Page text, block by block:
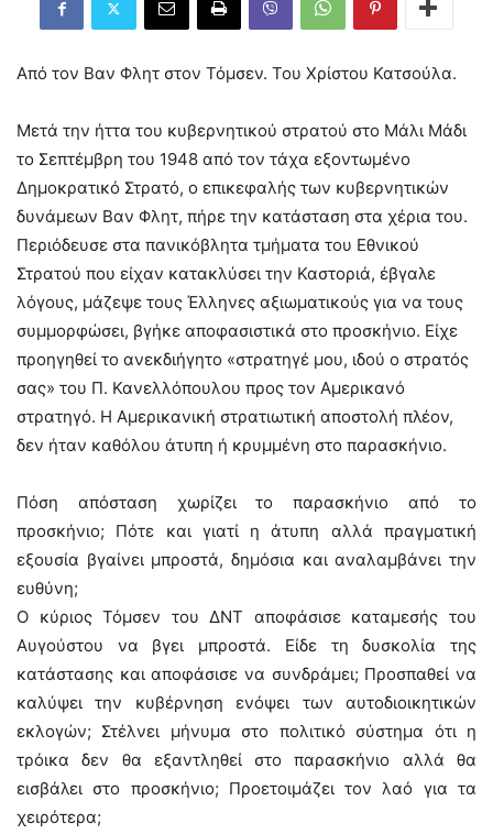
Από τον Βαν Φλητ στον Τόμσεν. Του Χρίστου Κατσούλα.
Μετά την ήττα του κυβερνητικού στρατού στο Μάλι Μάδι
το Σεπτέμβρη του 1948 από τον τάχα εξοντωμένο
Δημοκρατικό Στρατό, ο επικεφαλής των κυβερνητικών
δυνάμεων Βαν Φλητ, πήρε την κατάσταση στα χέρια του.
Περιόδευσε στα πανικόβλητα τμήματα του Εθνικού
Στρατού που είχαν κατακλύσει την Καστοριά, έβγαλε
λόγους, μάζεψε τους Έλληνες αξιωματικούς για να τους
συμμορφώσει, βγήκε αποφασιστικά στο προσκήνιο. Είχε
προηγηθεί το ανεκδιήγητο «στρατηγέ μου, ιδού ο στρατός
σας» του Π. Κανελλόπουλου προς τον Αμερικανό
στρατηγό. Η Αμερικανική στρατιωτική αποστολή πλέον,
δεν ήταν καθόλου άτυπη ή κρυμμένη στο παρασκήνιο.
Πόση απόσταση χωρίζει το παρασκήνιο από το
προσκήνιο; Πότε και γιατί η άτυπη αλλά πραγματική
εξουσία βγαίνει μπροστά, δημόσια και αναλαμβάνει την
ευθύνη;
Ο κύριος Τόμσεν του ΔΝΤ αποφάσισε καταμεσής του
Αυγούστου να βγει μπροστά. Είδε τη δυσκολία της
κατάστασης και αποφάσισε να συνδράμει; Προσπαθεί να
καλύψει την κυβέρνηση ενόψει των αυτοδιοικητικών
εκλογών; Στέλνει μήνυμα στο πολιτικό σύστημα ότι η
τρόικα δεν θα εξαντληθεί στο παρασκήνιο αλλά θα
εισβάλει στο προσκήνιο; Προετοιμάζει τον λαό για τα
χειρότερα;